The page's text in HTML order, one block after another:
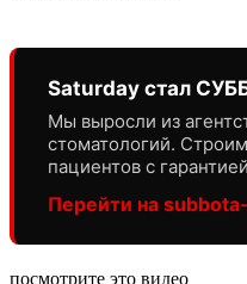
Saturday стал
Мы выросли из
стоматологий.
пациентов с
Перейти на
посмотрите это видео